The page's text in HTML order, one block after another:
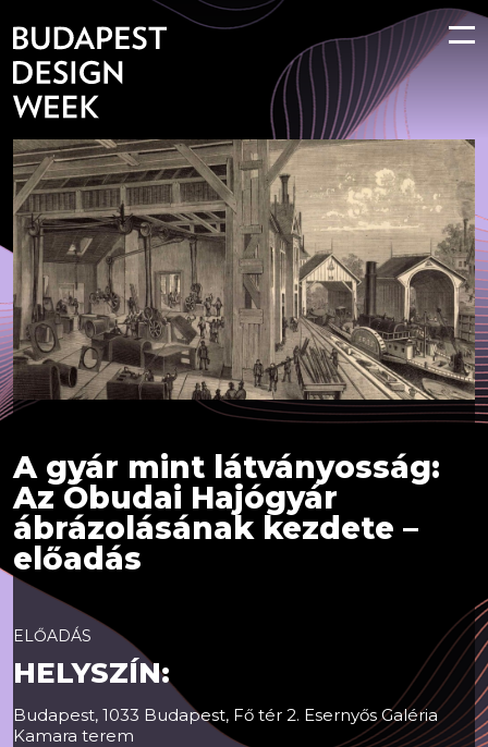
A gyár mint látványosság:
Az Óbudai Hajógyár
ábrázolásának kezdete –
előadás
ELŐADÁS
HELYSZÍN:
Budapest, 1033 Budapest, Fő tér 2. Esernyős Galéria
Kamara terem